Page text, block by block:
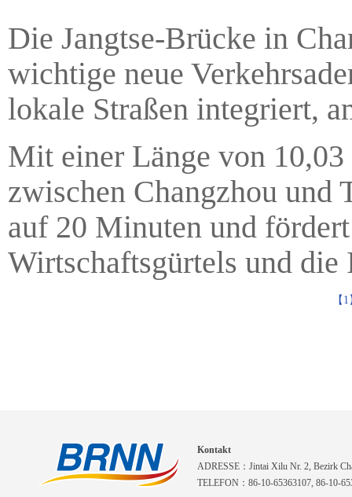
Die Jangtse-Brücke in
wichtige neue
lokale Straßen integriert,
Mit einer Länge von
zwischen Changzhou und
auf 20 Minuten und
Wirtschaftsgürtels und die
【
Kontakt
ADRESSE：Jintai Xilu Nr. 2, Bezirk
TELEFON：86-10-65363107, 86-10-